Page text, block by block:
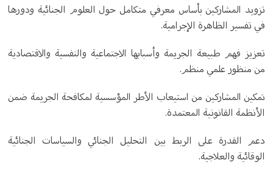
تزويد المشاركين بأساس معرفي متكامل حول العلوم الجنائية ودورها
في تفسير الظاهرة الإجرامية.
تعزيز فهم طبيعة الجريمة وأسبابها الاجتماعية والنفسية والاقتصادية
من منظور علمي منظم.
تمكين المشاركين من استيعاب الأطر المؤسسية لمكافحة الجريمة ضمن
الأنظمة القانونية المعتمدة.
دعم القدرة على الربط بين التحليل الجنائي والسياسات الجنائية
الوقائية والعلاجية.